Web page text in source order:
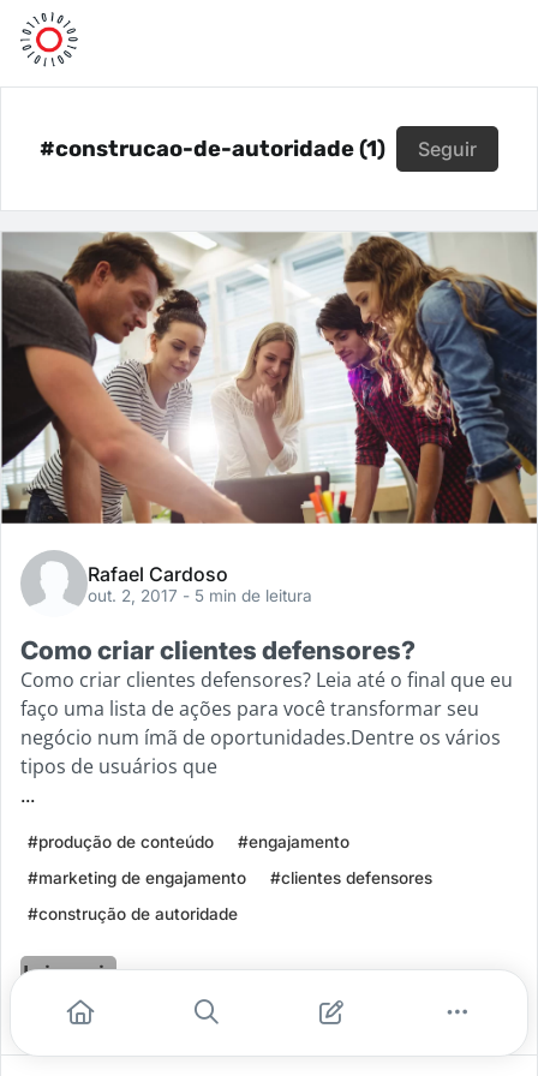
#construcao-de-autoridade (1) Seguir
Rafael Cardoso
out. 2, 2017 - 5 min de leitura
Como criar clientes defensores?
Como criar clientes defensores? Leia até o final que eu
faço uma lista de ações para você transformar seu
negócio num ímã de oportunidades.Dentre os vários
tipos de usuários que
...
#produção de conteúdo
#engajamento
#marketing de engajamento
#clientes defensores
#construção de autoridade
Leia mais